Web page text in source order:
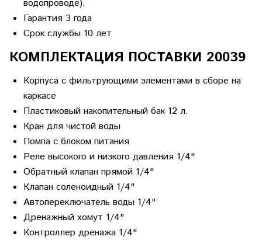
водопроводе).
Гарантия 3 года
Срок службы 10 лет
КОМПЛЕКТАЦИЯ ПОСТАВКИ 20039
Корпуса с фильтрующими элементами в сборе на
каркасе
Пластиковый накопительный бак 12 л.
Кран для чистой воды
Помпа с блоком питания
Реле высокого и низкого давления 1/4"
Обратный клапан прямой 1/4"
Клапан соленоидный 1/4"
Автопереключатель воды 1/4"
Дренажный хомут 1/4"
Контроллер дренажа 1/4"